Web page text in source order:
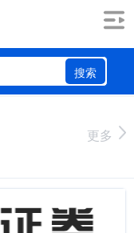
搜索
更多